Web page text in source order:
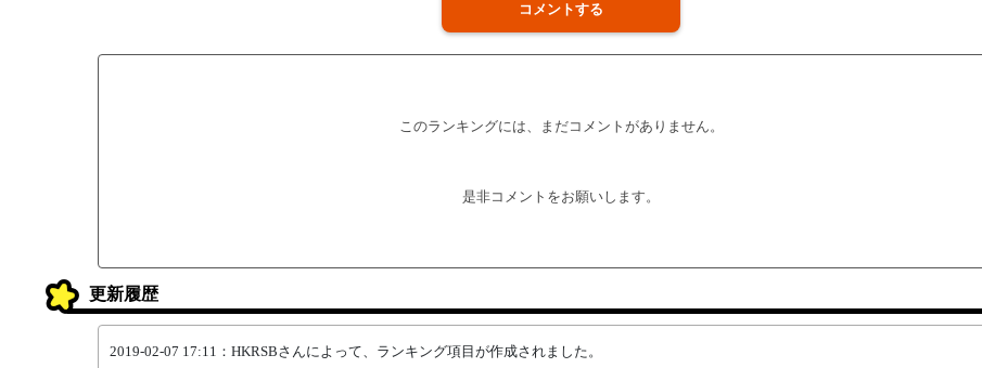
コメントする
このランキングには、まだコメントがありません。
是非コメントをお願いします。
更新履歴
2019-02-07 17:11：HKRSBさんによって、ランキング項目が作成されました。